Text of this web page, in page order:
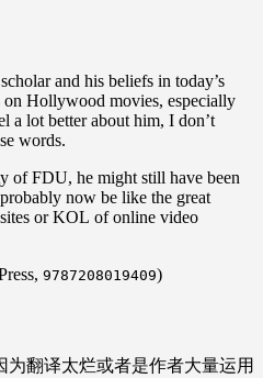
and his beliefs in today’s
Hollywood movies, especially
a lot better about him, I don’t
words.
of FDU, he might still have been
now be like the great
or KOL of online video
9787208019409)
翻译太烂或者是作者大量运用